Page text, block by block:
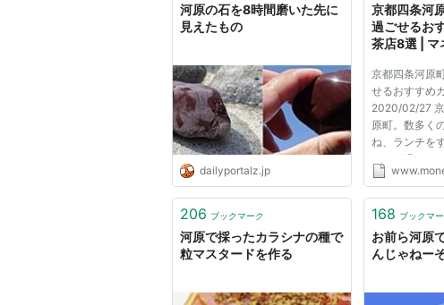
河原の石を8時間磨いた先に
見えたもの
dailyportalz.jp
京都四条河
過ごせるお
茶店8選 | マ
京都四条河原
せるおすすめ
2020/02/27
原町。数多く
ね、ランチを
イムを過ごす
っちゃいます
したいと思い
206 ブックマーク
河原で採ったカラシナの種で
粒マスタードを作る
168 ブックマ
お前ら河原
んじゃねー